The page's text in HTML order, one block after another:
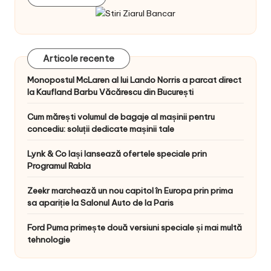
Articole recente
Monopostul McLaren al lui Lando Norris a parcat direct
la Kaufland Barbu Văcărescu din București
Cum mărești volumul de bagaje al mașinii pentru
concediu: soluții dedicate mașinii tale
Lynk & Co Iași lansează ofertele speciale prin
Programul Rabla
Zeekr marchează un nou capitol în Europa prin prima
sa apariție la Salonul Auto de la Paris
Ford Puma primește două versiuni speciale și mai multă
tehnologie